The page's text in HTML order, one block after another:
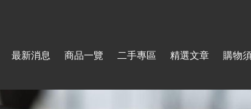
最新消息 商品一覽 二手專區 精選文章 購物